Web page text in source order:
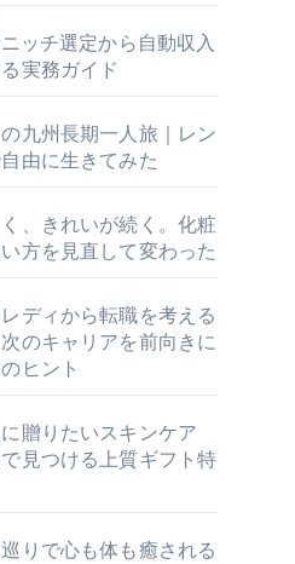
ッチ選定から自動収入
実務ガイド
九州長期一人旅｜レン
由に生きてみた
、きれいが続く。化粧
方を見直して変わった
ディから転職を考える
のキャリアを前向きに
ヒント
贈りたいスキンケア
見つける上質ギフト特
りで心も体も癒される